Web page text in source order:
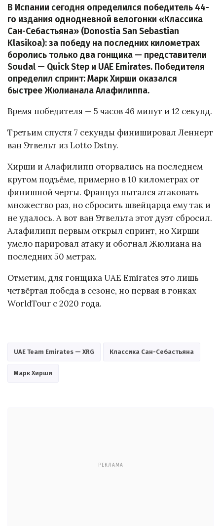
В Испании сегодня определился победитель 44-
го издания однодневной велогонки «Классика
Сан-Себастьяна» (Donostia San Sebastian
Klasikoa): за победу на последних километрах
боролись только два гонщика — представители
Soudal — Quick Step и UAE Emirates. Победителя
определил спринт: Марк Хирши оказался
быстрее Жюлианала Алафилиппа.
Время победителя — 5 часов 46 минут и 12 секунд.
Третьим спустя 7 секунды финишировал Леннерт
ван Этвельт из Lotto Dstny.
Хирши и Алафилипп оторвались на последнем
крутом подъёме, примерно в 10 километрах от
финишной черты. Француз пытался атаковать
множество раз, но сбросить швейцарца ему так и
не удалось. А вот ван Этвельта этот дуэт сбросил.
Алафилипп первым открыл спринт, но Хирши
умело парировал атаку и обогнал Жюлиана на
последних 50 метрах.
Отметим, для гонщика UAE Emirates это лишь
четвёртая победа в сезоне, но первая в гонках
WorldTour с 2020 года.
UAE Team Emirates — XRG Классика Сан-Себастьяна
Марк Хирши
РЕКЛАМА